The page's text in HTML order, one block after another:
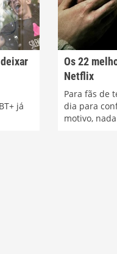
já
Os 22
Netflix
Para fãs de
dia para
motivo,